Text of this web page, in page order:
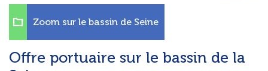
Offre portuaire sur le bassin de la
Zoom sur le bassin de Seine